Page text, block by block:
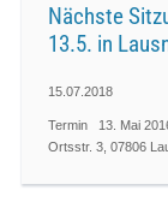
Nächste
13.5. in
15.07.2018
Termin 13. Mai
Ortsstr. 3, 07806